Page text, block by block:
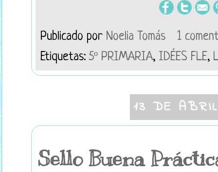
Publicado por Noelia Tomás
1
Etiquetas:5º PRIMARIA, IDÉES FLE,
13 DE
Sello Buena